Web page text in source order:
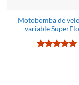
Motobomba de
variable